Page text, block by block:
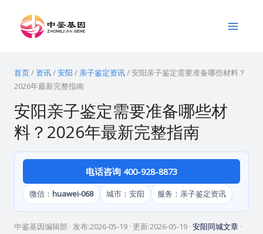
Menu
首页/ 资讯/安阳 / 亲子鉴定资讯/安阳亲子鉴定需要准备哪些材料？
2026年最新完整指南
安阳亲子鉴定需要准备哪些材
料？2026年最新完整指南
电话咨询 400-928-8873
微信： huawei-068 城市：安阳 服务：亲子鉴定资讯
中鉴基因编辑部 · 发布:2026-05-19· 更新:2026-05-19· 安阳同城文章·